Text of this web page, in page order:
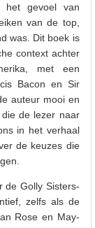
het gevoel van
van de top,
was. Dit boek is
context achter
met een
Bacon en Sir
auteur mooi en
de lezer naar
in het verhaal
de keuzes die
de Golly Sisters-
zelfs als de
Rose en May-